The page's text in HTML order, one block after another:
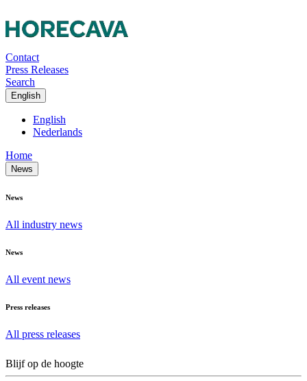
Contact
Press Releases
Search
English
English
Nederlands
Home
News
News
All industry news
News
All event news
Press releases
All press releases
Blijf op de hoogte